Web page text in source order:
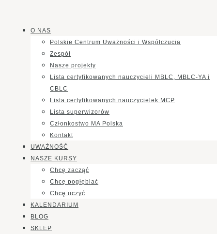
O NAS
Polskie Centrum Uważności i Współczucia
Zespół
Nasze projekty
Lista certyfikowanych nauczycieli MBLC, MBLC-YA i
CBLC
Lista certyfikowanych nauczycielek MCP
Lista superwizorów
Członkostwo MA Polska
Kontakt
UWAŻNOŚĆ
NASZE KURSY
Chcę zacząć
Chcę pogłębiać
Chcę uczyć
KALENDARIUM
BLOG
SKLEP